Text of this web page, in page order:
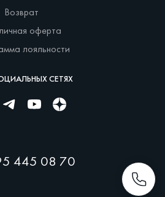
Возврат
оферта
лояльности
СЕТЯХ
445 08 70